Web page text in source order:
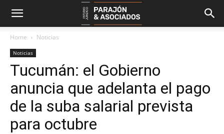
Home Noticias
Noticias
Tucumán: el Gobierno
anuncia que adelanta el pago
de la suba salarial prevista
para octubre